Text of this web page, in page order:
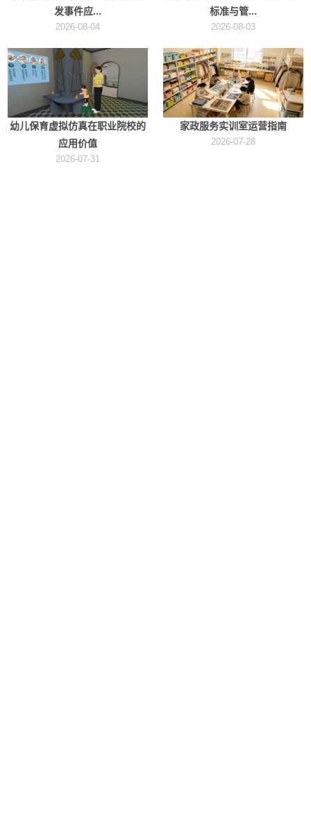
发事件应...
2026-08-04
标准与管...
2026-08-03
幼儿保育虚拟仿真在职业院校的
应用价值
2026-07-31
家政服务实训室运营指南
2026-07-28